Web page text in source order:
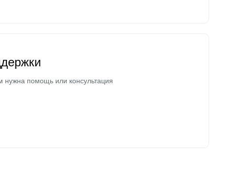
нужна помощь или консультация